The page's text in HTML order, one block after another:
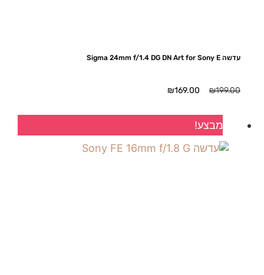
עדשה Sigma 24mm f/1.4 DG DN Art for Sony E
₪199.00
המחיר
היה:
₪199.00.
₪169.00
הוא:
מבצע!